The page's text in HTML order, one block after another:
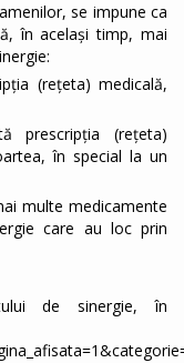
se impune ca
în același timp, mai
(rețeta) medicală,
prescripția (rețeta)
în special la un
multe medicamente
care au loc prin
de sinergie, în